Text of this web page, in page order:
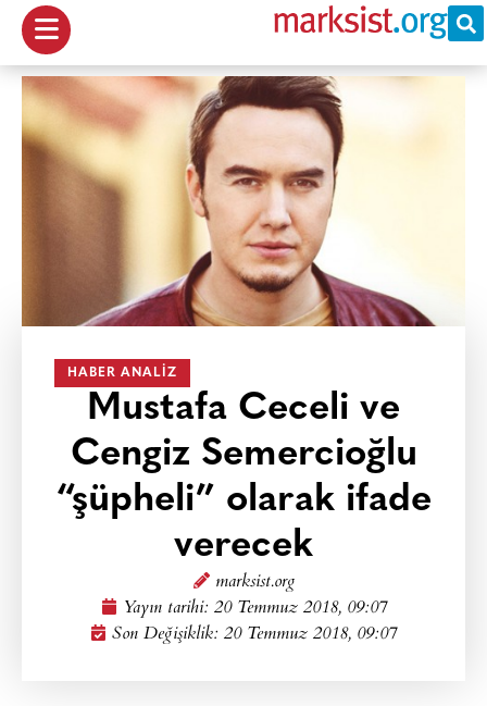
HABER ANALIZ
Mustafa Ceceli ve
Cengiz Semercioğlu
“şüpheli” olarak ifade
verecek
marksist.org
Yayın tarihi: 20 Temmuz 2018, 09:07
Son Değişiklik: 20 Temmuz 2018, 09:07